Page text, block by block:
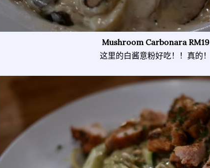
Mushroom Carbonara RM19
这里的白酱意粉好吃！！真的！